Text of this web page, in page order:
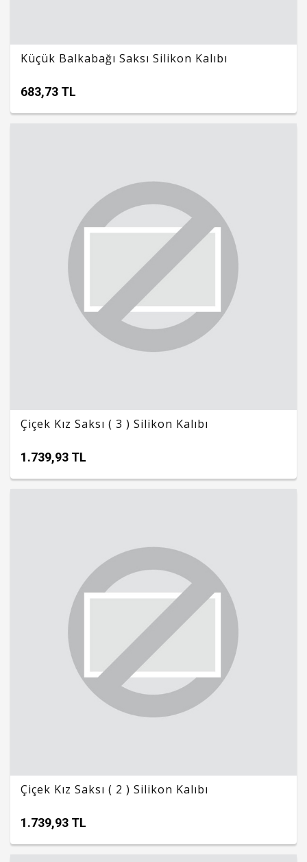
Küçük Balkabağı Saksı Silikon Kalıbı
683,73 TL
Çiçek Kız Saksı ( 3 ) Silikon Kalıbı
1.739,93 TL
Çiçek Kız Saksı ( 2 ) Silikon Kalıbı
1.739,93 TL